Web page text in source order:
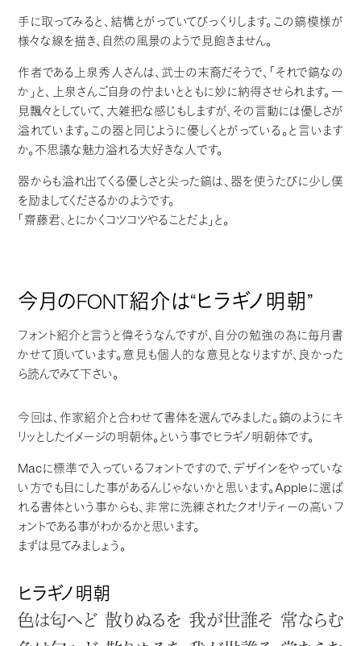
手に取ってみると、結構とがっていてびっくりします。この鎬模様が
様々な線を描き、自然の風景のようで見飽きません。
作者である上泉秀人さんは、武士の末裔だそうで、「それで鎬なの
か」と、上泉さんご自身の佇まいとともに妙に納得させられます。一
見飄々としていて、大雑把な感じもしますが、その言動には優しさが
溢れています。この器と同じように優しくとがっている。と言います
か。不思議な魅力溢れる大好きな人です。
器からも溢れ出てくる優しさと尖った鎬は、器を使うたびに少し僕
を励ましてくださるかのようです。
「齋藤君、とにかくコツコツやることだよ」と。
今月のFONT紹介は“ヒラギノ明朝”
フォント紹介と言うと偉そうなんですが、自分の勉強の為に毎月書
かせて頂いています。意見も個人的な意見となりますが、良かった
ら読んでみて下さい。
今回は、作家紹介と合わせて書体を選んでみました。鎬のようにキ
リッとしたイメージの明朝体。という事でヒラギノ明朝体です。
Macに標準で入っているフォントですので、デザインをやっていな
い方でも目にした事があるんじゃないかと思います。Appleに選ば
れる書体という事からも、非常に洗練されたクオリティーの高いフ
ォントである事がわかるかと思います。
まずは見てみましょう。
ヒラギノ明朝